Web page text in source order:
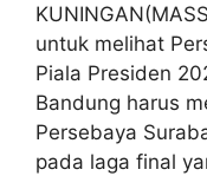
untuk melihat
Piala Presiden
Bandung harus
Persebaya
pada laga final